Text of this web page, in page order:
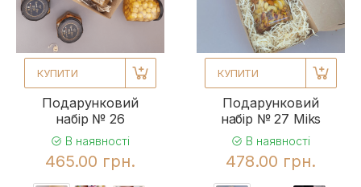
КУПИТИ
Подарунковий
набір № 26
В наявності
465.00 грн.
КУПИТИ
Подарунковий
набір № 27 Miks
В наявності
478.00 грн.